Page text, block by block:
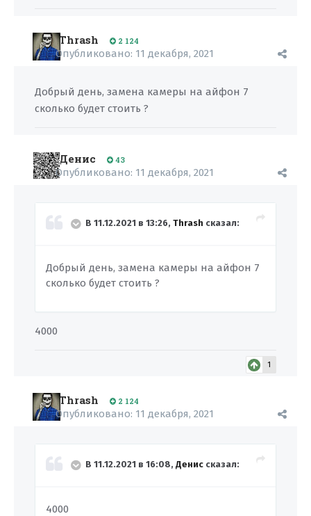
Thrash 2 124
Опубликовано: 11 декабря, 2021
Добрый день, замена камеры на айфон 7
сколько будет стоить ?
Денис 43
Опубликовано: 11 декабря, 2021
В 11.12.2021 в 13:26, Thrash сказал:
Добрый день, замена камеры на айфон 7
сколько будет стоить ?
4000
1
Thrash 2 124
Опубликовано: 11 декабря, 2021
В 11.12.2021 в 16:08, Денис сказал:
4000